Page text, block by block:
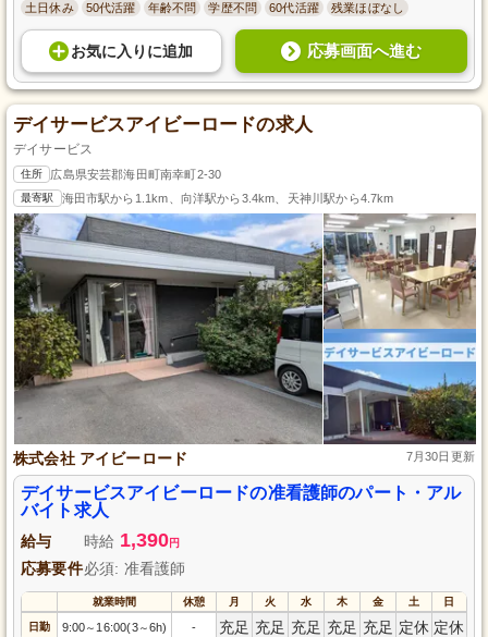
土日休み 50代活躍 年齢不問 学歴不問 60代活躍 残業ほぼなし
お気に入り に追加 応募画面へ進む
デイサービスアイビーロードの求人
デイサービス
住所 広島県安芸郡海田町南幸町2-30
最寄駅 海田市駅から1.1km、向洋駅から3.4km、天神川駅から4.7km
株式会社 アイビーロード 7月30日更新
デイサービスアイビーロードの准看護師のパート・アル
バイト求人
給与 時給 1,390円
応募要件必須: 准看護師
就業時間 休憩 月 火 水 木 金 土 日
日勤 9:00～ 16:00(3～6h) - 充足 充足 充足 充足 充足 定休 定休